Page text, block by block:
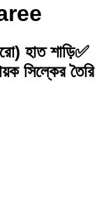
হাত শাড়ি✅
সিল্কের তৈরি